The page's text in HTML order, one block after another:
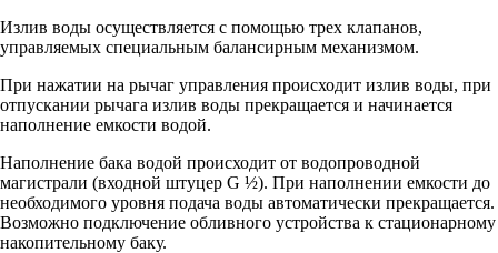
Излив воды осуществляется с помощью трех клапанов,
управляемых специальным балансирным механизмом.
При нажатии на рычаг управления происходит излив воды, при
отпускании рычага излив воды прекращается и начинается
наполнение емкости водой.
Наполнение бака водой происходит от водопроводной
магистрали (входной штуцер G ½). При наполнении емкости до
необходимого уровня подача воды автоматически прекращается.
Возможно подключение обливного устройства к стационарному
накопительному баку.